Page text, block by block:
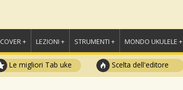
COVER + LEZIONI + STRUMENTI + MONDO UKULELE +
Le migliori Tab uke Scelta dell'editore